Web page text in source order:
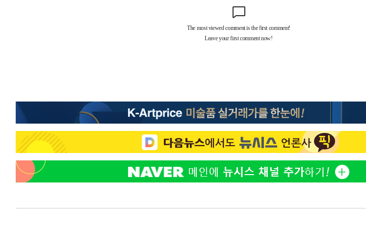
[속보]합참 "北 발사체는 단거리탄도미사일…감시·경계태세 강
[속보] SKT, 에이닷 서비스 장애 발생…"원인 파악 중"
-11303초 전 >'월드컵 탈락 후폭풍' 축구협회…초유의 압수수색에 '충격·당황'
-11143초 전 >
서울 낮 37.9도, 올여름 최고치 경신…영등포 순간 '40도'
-10705초 전 >[속보]종합특검, 대검 추가 압수수색…내란 중요임무종사 혐의
-6800초 전 > [속보]코스닥, 800p 회복…0.26% 오른 801.67 마감
-6595초 전 >
[속보]원·달러 환율, 0.7원 내린 1423.8원 마감
-4194초 전 >"여기 떨어졌다"…다누리, 스페이스X 로켓 달 충돌 흔적 포착
1시간 전 >내일까지 39도 '펄펄'…기상청 "태풍 지나며 폭염 잠시 꺾인다"
2
3
4
5